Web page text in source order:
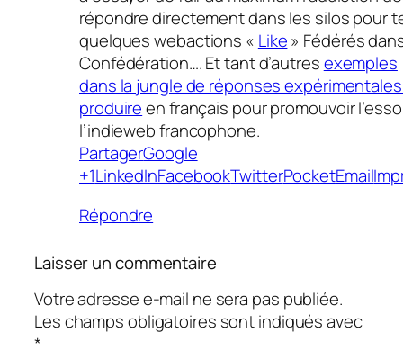
répondre directement dans les silos pour
quelques webactions « Like» Fédérés
Confédération…. Et tant d’autresexemples
dans la jungle de réponses
produireen français pour promouvoir
l’indieweb francophone.
PartagerGoogle
+1LinkedInFacebookTwitterPocketEmail
Répondre
Laisser un commentaire
Votre adresse e-mail ne sera pas publiée.
Les champs obligatoires sont indiqués avec
*